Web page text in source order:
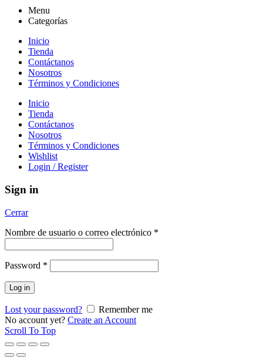
Menu
Categorías
Inicio
Tienda
Contáctanos
Nosotros
Términos y Condiciones
Inicio
Tienda
Contáctanos
Nosotros
Términos y Condiciones
Wishlist
Login / Register
Sign in
Cerrar
Nombre de usuario o correo electrónico *
Password *
Log in
Lost your password?
Remember me
No account yet? Create an Account
Scroll To Top